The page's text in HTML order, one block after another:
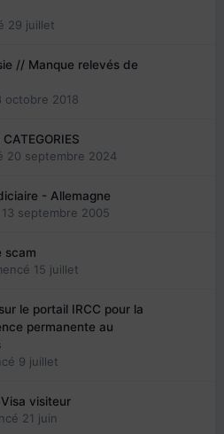
29 juillet
// Manque relevés de
octobre 2018
20 septembre 2024
- Allemagne
13 septembre 2005
scam
15 juillet
le portail IRCC pour la
permanente au
9 juillet
visiteur
21 juin